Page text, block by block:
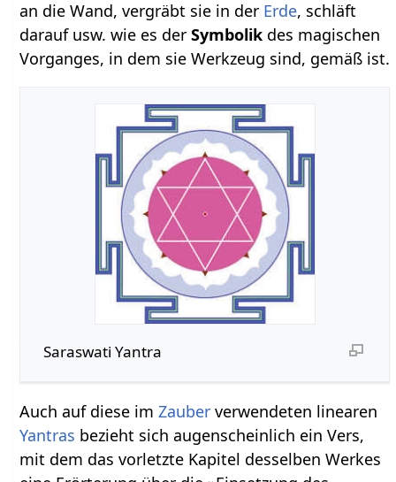
an die Wand, vergräbt sie in der Erde, schläft
darauf usw. wie es derSymbolik des magischen
Vorganges, in dem sie Werkzeug sind, gemäß ist.
Saraswati Yantra
Auch auf diese imZauber verwendeten linearen
Yantras bezieht sich augenscheinlich ein Vers,
mit dem das vorletzte Kapitel desselben Werkes